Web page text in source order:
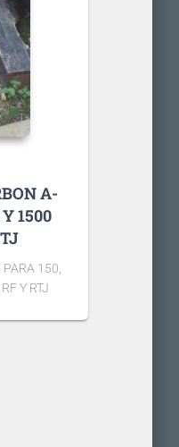
A-
1500
150,
Y RTJ